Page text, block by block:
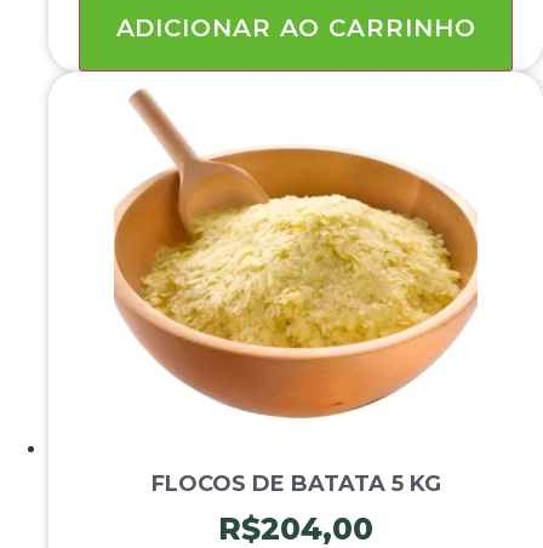
IMPORTADA
quantidade
ADICIONAR AO CARRINHO
FLOCOS DE BATATA 5 KG
R$204,00